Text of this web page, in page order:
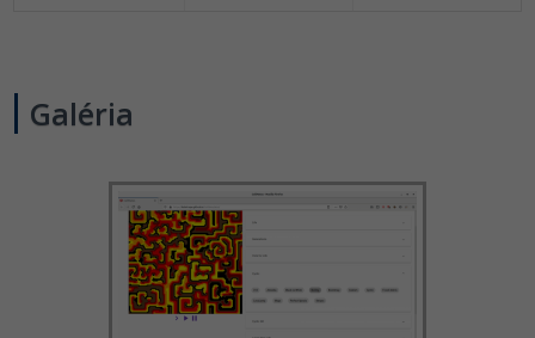
Galéria